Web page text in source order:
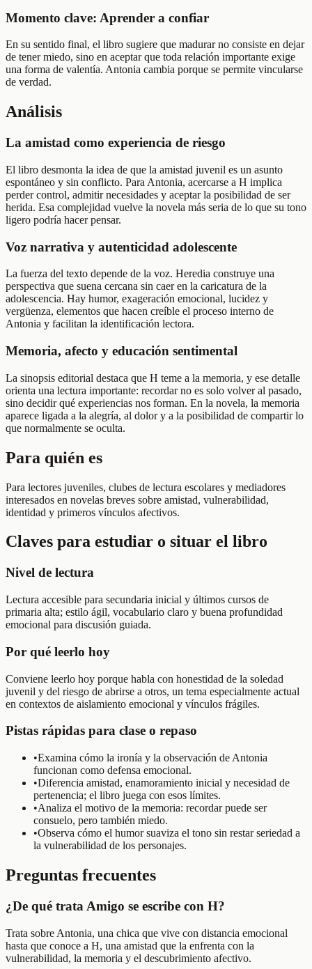
Momento clave: Aprender a confiar
En su sentido final, el libro sugiere que madurar no consiste en dejar
de tener miedo, sino en aceptar que toda relación importante exige
una forma de valentía. Antonia cambia porque se permite vincularse
de verdad.
Análisis
La amistad como experiencia de riesgo
El libro desmonta la idea de que la amistad juvenil es un asunto
espontáneo y sin conflicto. Para Antonia, acercarse a H implica
perder control, admitir necesidades y aceptar la posibilidad de ser
herida. Esa complejidad vuelve la novela más seria de lo que su tono
ligero podría hacer pensar.
Voz narrativa y autenticidad adolescente
La fuerza del texto depende de la voz. Heredia construye una
perspectiva que suena cercana sin caer en la caricatura de la
adolescencia. Hay humor, exageración emocional, lucidez y
vergüenza, elementos que hacen creíble el proceso interno de
Antonia y facilitan la identificación lectora.
Memoria, afecto y educación sentimental
La sinopsis editorial destaca que H teme a la memoria, y ese detalle
orienta una lectura importante: recordar no es solo volver al pasado,
sino decidir qué experiencias nos forman. En la novela, la memoria
aparece ligada a la alegría, al dolor y a la posibilidad de compartir lo
que normalmente se oculta.
Para quién es
Para lectores juveniles, clubes de lectura escolares y mediadores
interesados en novelas breves sobre amistad, vulnerabilidad,
identidad y primeros vínculos afectivos.
Claves para estudiar o situar el libro
Nivel de lectura
Lectura accesible para secundaria inicial y últimos cursos de
primaria alta; estilo ágil, vocabulario claro y buena profundidad
emocional para discusión guiada.
Por qué leerlo hoy
Conviene leerlo hoy porque habla con honestidad de la soledad
juvenil y del riesgo de abrirse a otros, un tema especialmente actual
en contextos de aislamiento emocional y vínculos frágiles.
Pistas rápidas para clase o repaso
•Examina cómo la ironía y la observación de Antonia
funcionan como defensa emocional.
•Diferencia amistad, enamoramiento inicial y necesidad de
pertenencia; el libro juega con esos límites.
•Analiza el motivo de la memoria: recordar puede ser
consuelo, pero también miedo.
•Observa cómo el humor suaviza el tono sin restar seriedad a
la vulnerabilidad de los personajes.
Preguntas frecuentes
¿De qué trata Amigo se escribe con H?
Trata sobre Antonia, una chica que vive con distancia emocional
hasta que conoce a H, una amistad que la enfrenta con la
vulnerabilidad, la memoria y el descubrimiento afectivo.